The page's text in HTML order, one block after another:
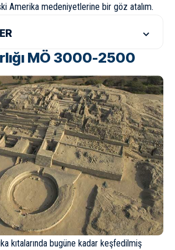
Amerika medeniyetlerine bir göz atalım.
MÖ 3000-2500
kıtalarında bugüne kadar keşfedilmiş